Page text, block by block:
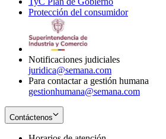
window
newin
Protección del consumidorOpens
Notificaciones judiciales
juridica@semana.com
Para contactar a gestión humana
gestionhumana@semana.com
Contáctenos